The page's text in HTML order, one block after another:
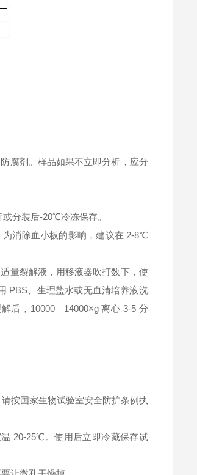
腐剂。样品如果不立即分析，应分
分装后-20℃冷冻保存。
为消除血小板的影响，建议在 2-8℃
量裂解液，用移液器吹打数下，使
PBS、生理盐水或无血清培养液洗
后，10000—14000×g 离心 3-5 分
按国家生物试验室安全防护条例执
20-25℃。使用后立即冷藏保存试